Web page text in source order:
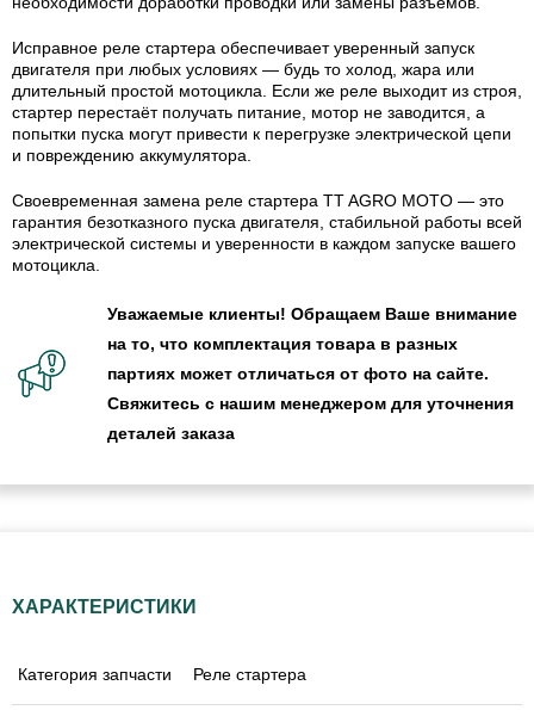
Исправное реле стартера обеспечивает уверенный запуск
двигателя при любых условиях — будь то холод, жара или
длительный простой мотоцикла. Если же реле выходит из строя,
стартер перестаёт получать питание, мотор не заводится, а
попытки пуска могут привести к перегрузке электрической цепи
и повреждению аккумулятора.
Своевременная замена реле стартера TT AGRO MOTO — это
гарантия безотказного пуска двигателя, стабильной работы всей
электрической системы и уверенности в каждом запуске вашего
мотоцикла.
Уважаемые клиенты! Обращаем Ваше внимание
на то, что комплектация товара в разных
партиях может отличаться от фото на сайте.
Свяжитесь с нашим менеджером для уточнения
деталей заказа
ХАРАКТЕРИСТИКИ
Категория запчасти Реле стартера